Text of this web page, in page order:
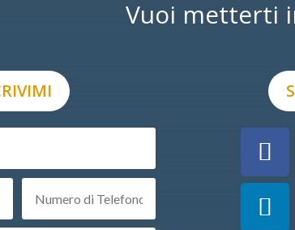
Vuoi metterti